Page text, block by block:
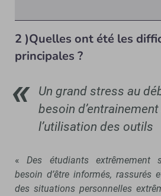
2 )Quelles ont été les
principales ?
Un grand stress au
besoin d’entrainement
l’utilisation des outils
«Des étudiants extrêmement
besoin d’être informés, rassurés
des situations personnelles